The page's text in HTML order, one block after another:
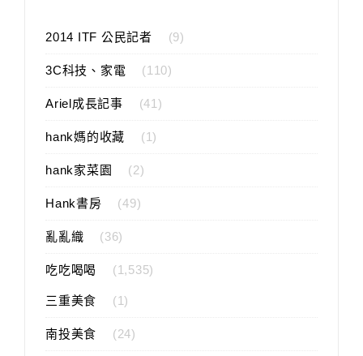
2014 ITF 公民記者 (9)
3C科技、家電 (110)
Ariel成長記事 (41)
hank媽的收藏 (1)
hank家菜園 (2)
Hank書房 (49)
亂亂織 (36)
吃吃喝喝 (1,535)
三重美食 (1)
南投美食 (24)